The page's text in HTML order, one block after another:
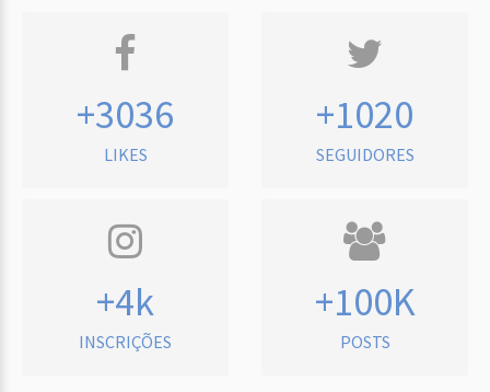
+3036
LIKES
+1020
SEGUIDORES
+4k
INSCRIÇÕES
+100K
POSTS